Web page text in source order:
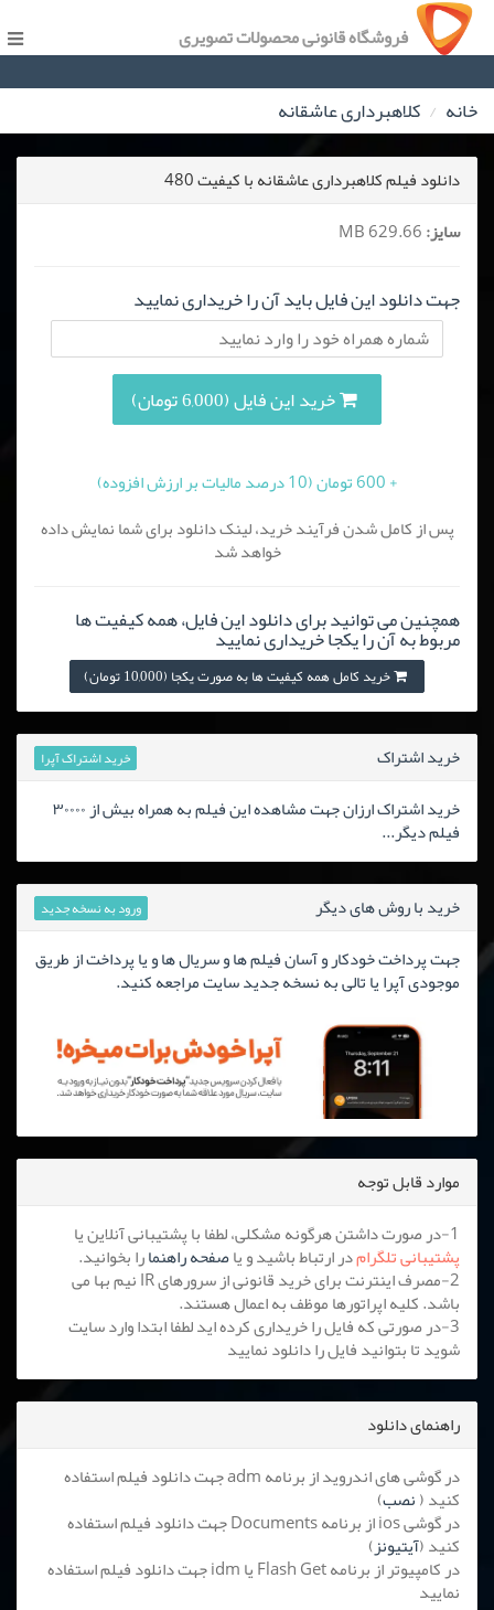
فروشگاه قانونی محصولات تصویری
خانه کلاهبرداری عاشقانه
دانلود فیلم کلاهبرداری عاشقانه با کیفیت 480
سایز:
جهت دانلود این فایل باید آن را خریداری نمایید
خرید این فایل (6,000 تومان)
+ 600 تومان (10 درصد مالیات بر ارزش افزوده)
پس از کامل شدن فرآیند خرید، لینک دانلود برای شما نمایش داده
خواهد شد
همچنین می توانید برای دانلود این فایل، همه کیفیت ها
مربوط به آن را یکجا خریداری نمایید
خرید کامل همه کیفیت ها به صورت یکجا (10,000 تومان)
خرید اشتراک خرید اشتراک آپرا
خرید اشتراک ارزان جهت مشاهده این فیلم به همراه بیش از ۳۰۰۰۰
فیلم دیگر...
خرید با روش های دیگر ورود به نسخه جدید
جهت پرداخت خودکار و آسان فیلم ها و سریال ها و یا پرداخت از طریق
موجودی آپرا یا تالی به نسخه جدید سایت مراجعه کنید.
موارد قابل توجه
1-در صورت داشتن هرگونه مشکلی، لطفا با پشتیبانی آنلاین یا
پشتیبانی تلگرامدر ارتباط باشید و یاصفحه راهنمارا بخوانید.
2-مصرف اینترنت برای خرید قانونی از سرورهای IR نیم بها می
باشد. کلیه اپراتورها موظف به اعمال هستند.
3-در صورتی که فایل را خریداری کرده اید لطفا ابتدا وارد سایت
شوید تا بتوانید فایل را دانلود نمایید
راهنمای دانلود
در گوشی های اندروید از برنامه adm جهت دانلود فیلم استفاده
کنید (نصب)
در گوشی ios از برنامه Documents جهت دانلود فیلم استفاده
کنید (آیتیونز)
در کامپیوتر از برنامه Flash Get یا idm جهت دانلود فیلم استفاده
نمایید